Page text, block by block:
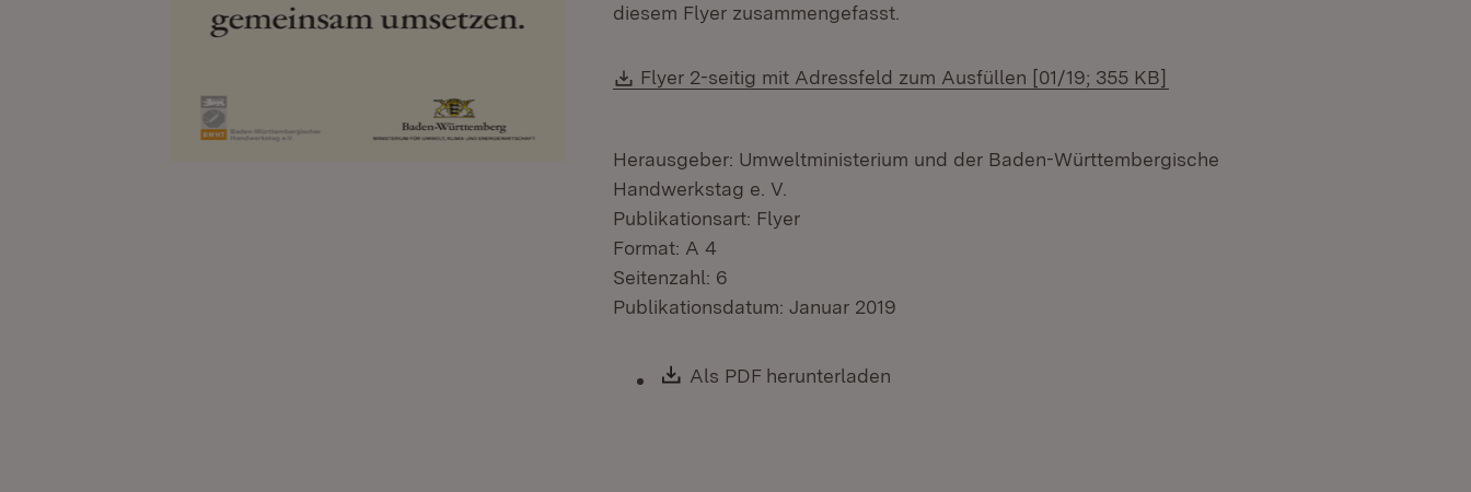
diesem Flyer zusammengefasst.
Download:
Flyer 2-seitig mit Adressfeld zum Ausfüllen [01/19; 355 KB]
Herausgeber: Umweltministerium und der Baden-Württembergische
Handwerkstag e. V.
Publikationsart: Flyer
Format: A 4
Seitenzahl: 6
Publikationsdatum: Januar 2019
Download:
Als PDF herunterladen